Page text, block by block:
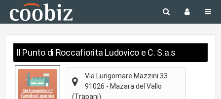
Il Punto di Roccafiorita Ludovico e C. S.a.s
Via Lungomare Mazzini 33
91026 - Mazara del Vallo
(Trapani)